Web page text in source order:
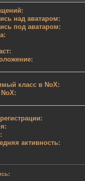
над аватаром:
под аватаром:
класс в NoX:
активность: